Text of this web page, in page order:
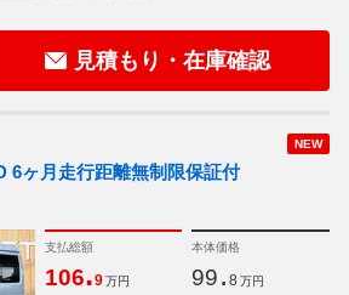
見積もり・在庫確認
NEW
6ヶ月走行距離無制限保証付
支払総額
106.9 万円
本体価格
99. 8 万円